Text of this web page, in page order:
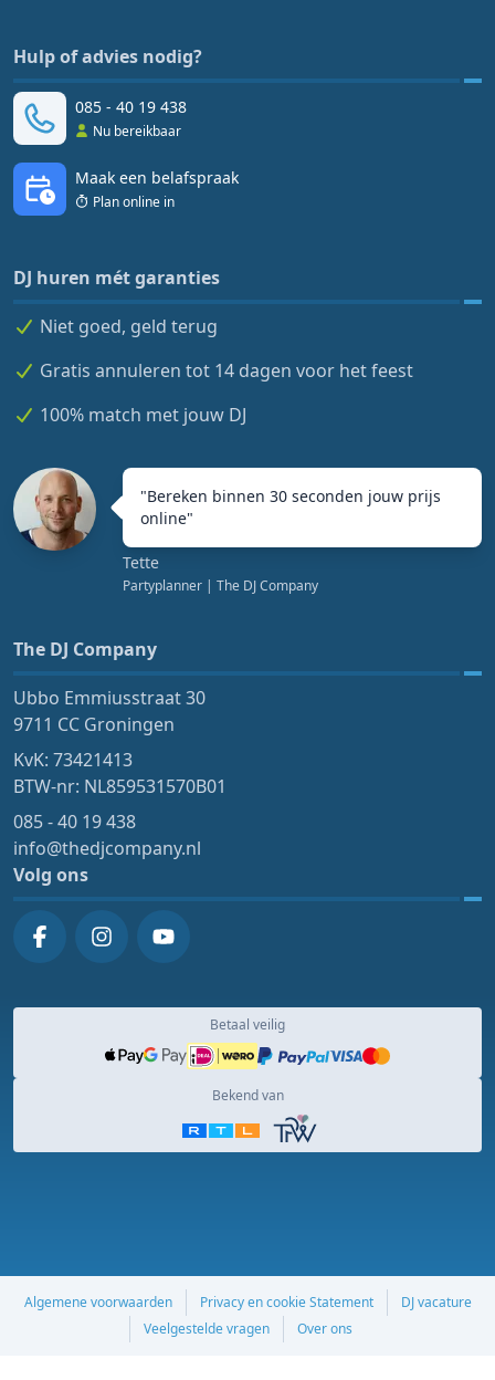
Hulp of advies nodig?
085 - 40 19 438
Nu bereikbaar
Maak een belafspraak
Plan online in
DJ huren mét garanties
Niet goed, geld terug
Gratis annuleren tot 14 dagen voor het feest
100% match met jouw DJ
"Bereken binnen 30 seconden jouw prijs
online"
Tette
Partyplanner | The DJ Company
The DJ Company
Ubbo Emmiusstraat 30
9711 CC Groningen
KvK: 73421413
BTW-nr: NL859531570B01
085 - 40 19 438
info@thedjcompany.nl
Volg ons
Betaal veilig
Bekend van
Algemene voorwaarden Privacy en cookie Statement
DJ vacature
Veelgestelde vragen
Over ons